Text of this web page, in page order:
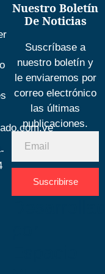
Nuestro Boletín
De Noticias
Suscríbase a
nuestro boletín y
le enviaremos por
correo electrónico
las últimas
publicaciones.
Suscribirse